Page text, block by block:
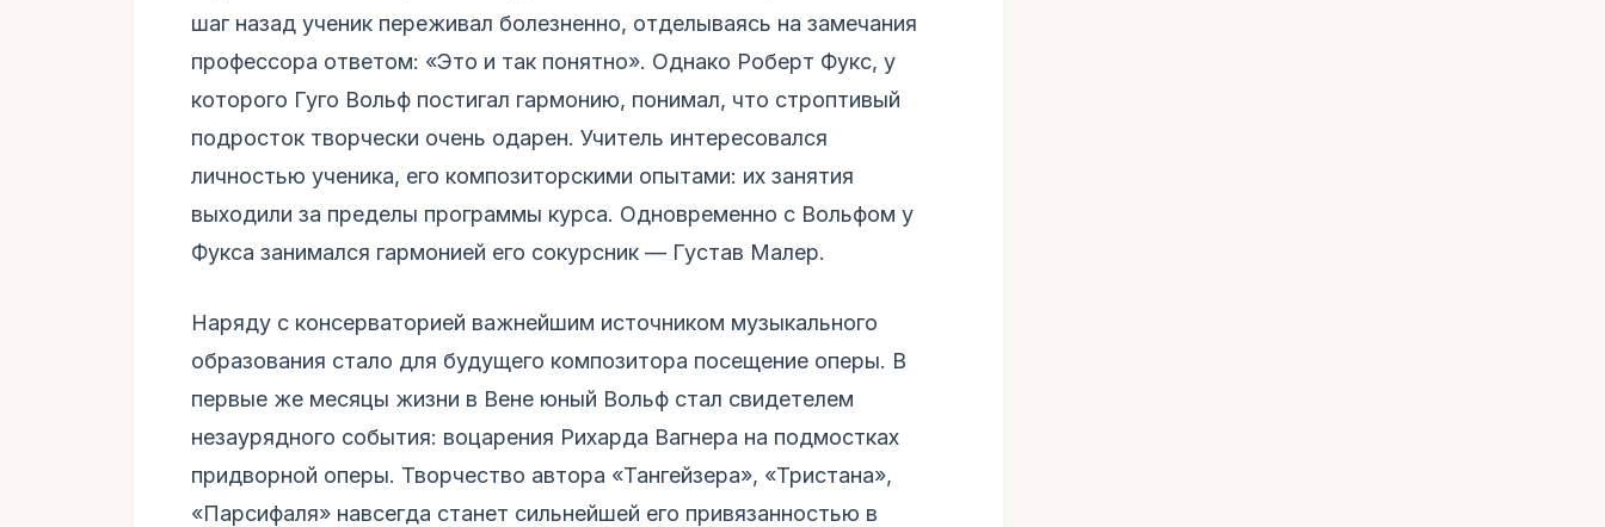
шаг назад ученик переживал болезненно, отделываясь на замечания
профессора ответом: «Это и так понятно». Однако Роберт Фукс, у
которого Гуго Вольф постигал гармонию, понимал, что строптивый
подросток творчески очень одарен. Учитель интересовался
личностью ученика, его композиторскими опытами: их занятия
выходили за пределы программы курса. Одновременно с Вольфом у
Фукса занимался гармонией его сокурсник — Густав Малер.
Наряду с консерваторией важнейшим источником музыкального
образования стало для будущего композитора посещение оперы. В
первые же месяцы жизни в Вене юный Вольф стал свидетелем
незаурядного события: воцарения Рихарда Вагнера на подмостках
придворной оперы. Творчество автора «Тангейзера», «Тристана»,
«Парсифаля» навсегда станет сильнейшей его привязанностью в